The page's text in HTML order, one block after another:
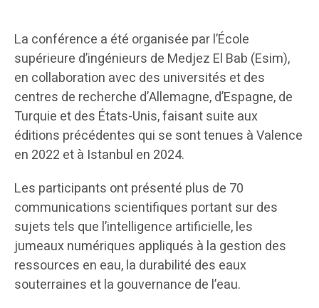
La conférence a été organisée par l’École
supérieure d’ingénieurs de Medjez El Bab (Esim),
en collaboration avec des universités et des
centres de recherche d’Allemagne, d’Espagne, de
Turquie et des États-Unis, faisant suite aux
éditions précédentes qui se sont tenues à Valence
en 2022 et à Istanbul en 2024.
Les participants ont présenté plus de 70
communications scientifiques portant sur des
sujets tels que l’intelligence artificielle, les
jumeaux numériques appliqués à la gestion des
ressources en eau, la durabilité des eaux
souterraines et la gouvernance de l’eau.